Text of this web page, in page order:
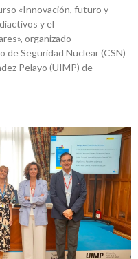
«Innovación, futuro y
y el
organizado
de Seguridad Nuclear (CSN)
Pelayo (UIMP) de